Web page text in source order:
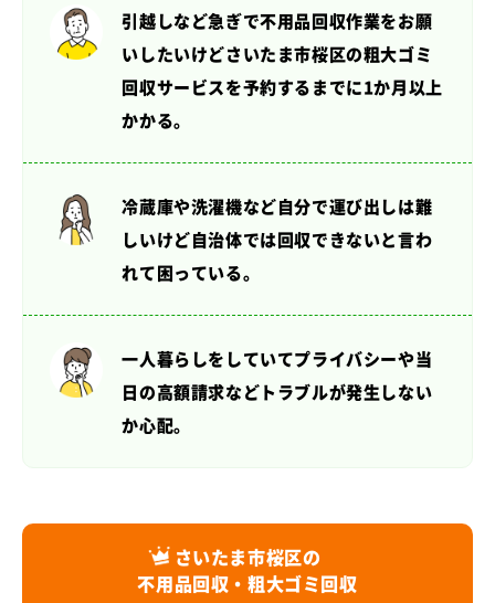
引越しなど急ぎで不用品回収作業をお願
いしたいけどさいたま市桜区の粗大ゴミ
回収サービスを予約するまでに1か月以上
かかる。
冷蔵庫や洗濯機など自分で運び出しは難
しいけど自治体では回収できないと言わ
れて困っている。
一人暮らしをしていてプライバシーや当
日の高額請求などトラブルが発生しない
か心配。
さいたま市桜区の
不用品回収・粗大ゴミ回収